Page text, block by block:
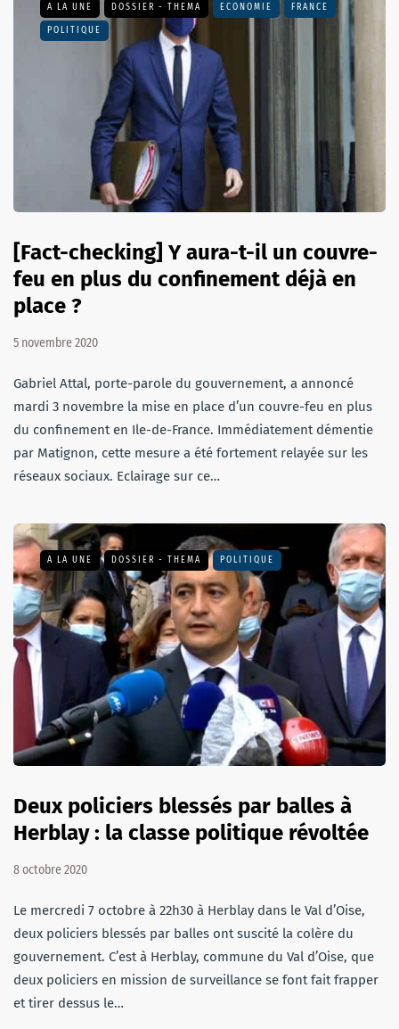
A LA UNE DOSSIER - THEMA ECONOMIE FRANCE
POLITIQUE
[Fact-checking] Y aura-t-il un couvre-
feu en plus du confinement déjà en
place ?
5 novembre 2020
Gabriel Attal, porte-parole du gouvernement, a annoncé
mardi 3 novembre la mise en place d’un couvre-feu en plus
du confinement en Ile-de-France. Immédiatement démentie
par Matignon, cette mesure a été fortement relayée sur les
réseaux sociaux. Eclairage sur ce…
A LA UNE DOSSIER - THEMA POLITIQUE
Deux policiers blessés par balles à
Herblay : la classe politique révoltée
8 octobre 2020
Le mercredi 7 octobre à 22h30 à Herblay dans le Val d’Oise,
deux policiers blessés par balles ont suscité la colère du
gouvernement. C’est à Herblay, commune du Val d’Oise, que
deux policiers en mission de surveillance se font fait frapper
et tirer dessus le…